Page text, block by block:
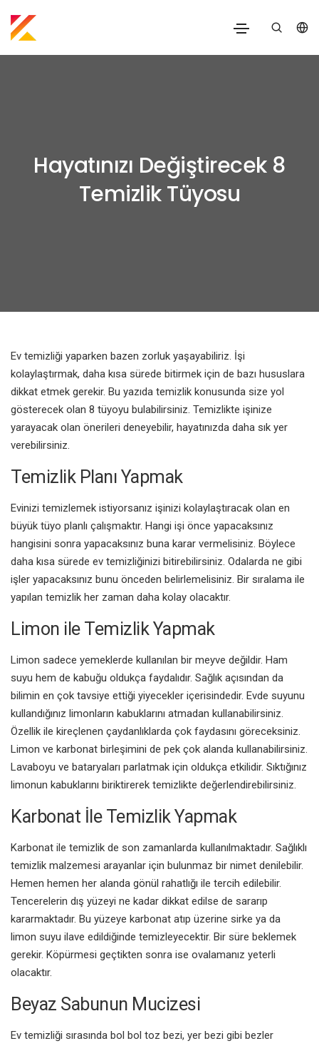
Hayatınızı Değiştirecek 8
Temizlik Tüyosu
Ev temizliği yaparken bazen zorluk yaşayabiliriz. İşi
kolaylaştırmak, daha kısa sürede bitirmek için de bazı hususlara
dikkat etmek gerekir. Bu yazıda temizlik konusunda size yol
gösterecek olan 8 tüyoyu bulabilirsiniz. Temizlikte işinize
yarayacak olan önerileri deneyebilir, hayatınızda daha sık yer
verebilirsiniz.
Temizlik Planı Yapmak
Evinizi temizlemek istiyorsanız işinizi kolaylaştıracak olan en
büyük tüyo planlı çalışmaktır. Hangi işi önce yapacaksınız
hangisini sonra yapacaksınız buna karar vermelisiniz. Böylece
daha kısa sürede ev temizliğinizi bitirebilirsiniz. Odalarda ne gibi
işler yapacaksınız bunu önceden belirlemelisiniz. Bir sıralama ile
yapılan temizlik her zaman daha kolay olacaktır.
Limon ile Temizlik Yapmak
Limon sadece yemeklerde kullanılan bir meyve değildir. Ham
suyu hem de kabuğu oldukça faydalıdır. Sağlık açısından da
bilimin en çok tavsiye ettiği yiyecekler içerisindedir. Evde suyunu
kullandığınız limonların kabuklarını atmadan kullanabilirsiniz.
Özellik ile kireçlenen çaydanlıklarda çok faydasını göreceksiniz.
Limon ve karbonat birleşimini de pek çok alanda kullanabilirsiniz.
Lavaboyu ve bataryaları parlatmak için oldukça etkilidir. Sıktığınız
limonun kabuklarını biriktirerek temizlikte değerlendirebilirsiniz.
Karbonat İle Temizlik Yapmak
Karbonat ile temizlik de son zamanlarda kullanılmaktadır. Sağlıklı
temizlik malzemesi arayanlar için bulunmaz bir nimet denilebilir.
Hemen hemen her alanda gönül rahatlığı ile tercih edilebilir.
Tencerelerin dış yüzeyi ne kadar dikkat edilse de sararıp
kararmaktadır. Bu yüzeye karbonat atıp üzerine sirke ya da
limon suyu ilave edildiğinde temizleyecektir. Bir süre beklemek
gerekir. Köpürmesi geçtikten sonra ise ovalamanız yeterli
olacaktır.
Beyaz Sabunun Mucizesi
Ev temizliği sırasında bol bol toz bezi, yer bezi gibi bezler